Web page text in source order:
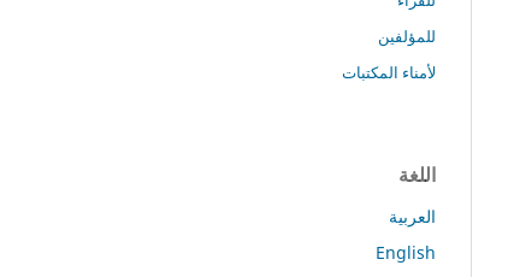
للمؤلفين
لأمناء المكتبات
اللغة
العربية
English